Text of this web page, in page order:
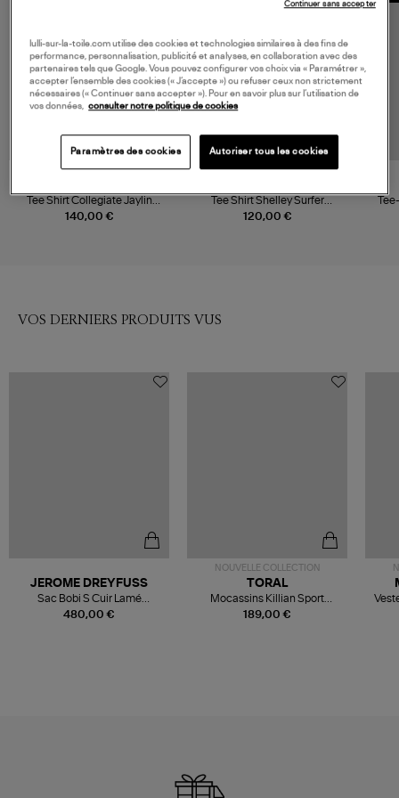
140,00 €
Tee Shirt Collegiate Jaylin
Cream
120,00 €
Tee Shirt Shelley Surfer
Washed Buttercream
VOS DERNIERS PRODUITS VUS
480,00 €
JEROME DREYFUSS
Sac Bobi S Cuir Lamé
Champagne
NOUVELLE COLLECTION
189,00 €
TORAL
Mocassins Killian Sport
Mousse
lulli-sur-la-toile.com utilise des cookies et technologies similaires à des fins de
performance, personnalisation, publicité et analyses, en collaboration avec des
partenaires tels que Google. Vous pouvez configurer vos choix via « Paramétrer »,
accepter l’ensemble des cookies (« J’accepte ») ou refuser ceux non strictement
nécessaires (« Continuer sans accepter »). Pour en savoir plus sur l’utilisation de
vos données, consulter notre politique de cookies
Paramètres des cookies Autoriser tous les cookies
Continuer sans accepter